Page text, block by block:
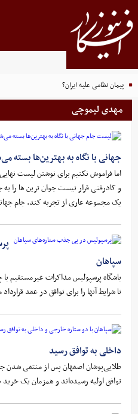
پیمان نظامی علیه ایران؟
مهدی لیموچی
جهانی با نگاه به بهترین‌ها بسته
اما فراموش نکنیم برای نوشتن لیست
و کادرفنی قرار نیست جوان ترین ها را
یک مجموعه عاری از تجربه کند. جام
سپاهان
باشگاه پرسپولیس مذاکرات غیرمستقیم
تا شرایط آنها را برای توافق در عقد
داخلی به توافق رسید
طلایی‌پوشان اصفهان پس از منتفی شدن
توافق اولیه رسیده‌اند و همزمان یک